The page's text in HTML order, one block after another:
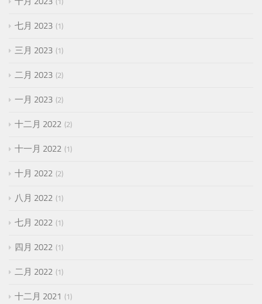
七月 2023 1
三月 2023 1
二月 2023 2
一月 2023 2
十二月 2022 2
十一月 2022 1
十月 2022 2
八月 2022 1
七月 2022 1
四月 2022 1
二月 2022 1
十二月 2021 1